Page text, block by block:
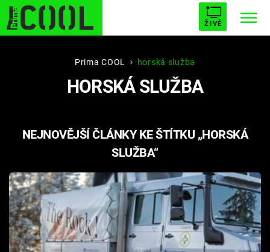
ŽIVĚ
STARHOUSE BUFFY, PŘEMOŽITELKA UPÍRŮ
PLNEJ KOTEL AVENGERS 5
Filmy
Seriály
Prima COOL horská služba
HORSKÁ SLUŽBA
NEJNOVĚJŠÍ ČLÁNKY KE ŠTÍTKU „HORSKÁ
SLUŽBA“